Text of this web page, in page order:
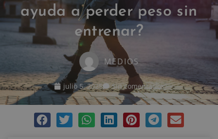
ayuda a perder peso sin
entrenar?
MEDIOS
julio 5, 2025 Sin comentarios